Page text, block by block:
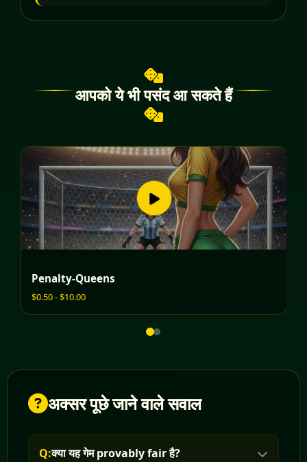
आपको ये भी पसंद आ सकते हैं
Penalty-Queens
$0.50 - $10.00
अक्सर पूछे जाने वाले सवाल
Q:क्या यह गेम provably fair है?